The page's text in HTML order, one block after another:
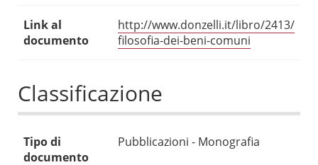
Link al
documento
http://www.donzelli.it/libro/2413/
filosofia-dei-beni-comuni
Classificazione
Tipo di
documento
Pubblicazioni - Monografia